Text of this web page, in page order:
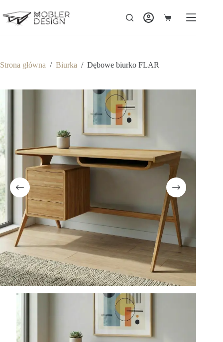
Strona główna / Biurka / Dębowe biurko FLAR